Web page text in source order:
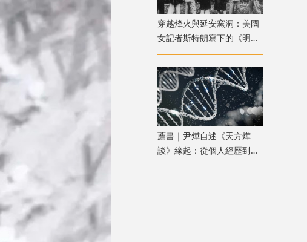
穿越烽火與延安窯洞：美國
女記者斯特朗寫下的《明日
中國》
薦書｜尹燁自述《天方燁
談》緣起：從個人經歷到生